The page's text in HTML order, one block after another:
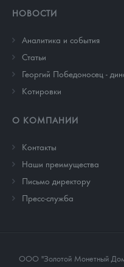
НОВОСТИ
Аналитика и события
Cтатьи
Георгий Победоносец -
Котировки
О КОМПАНИИ
Контакты
Наши преимущества
Письмо директору
Пресс-служба
ООО "Золотой Монетный